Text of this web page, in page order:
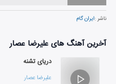
ناشر :ایران گام
آخرین آهنگ های علیرضا عصار
دریای تشنه
علیرضا عصار